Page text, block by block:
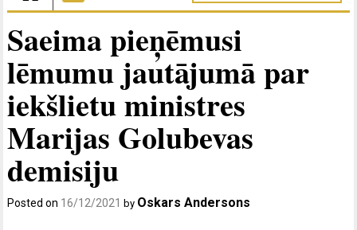
Saeima pieņēmusi
lēmumu jautājumā par
iekšlietu ministres
Marijas Golubevas
demisiju
Posted on 16/12/2021 by Oskars Andersons